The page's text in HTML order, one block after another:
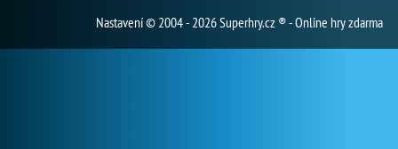
Nastavení© 2004 - 2026 Superhry.cz ® - Online hry zdarma